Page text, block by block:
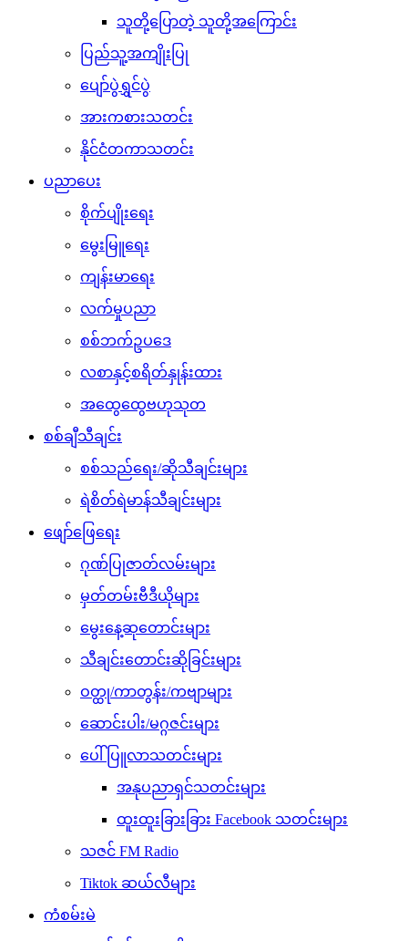
သူတို့ပြောတဲ့ သူတို့အကြောင်း
ပြည်သူ့အကျိုးပြု
ပျော်ပွဲရွှင်ပွဲ
အားကစားသတင်း
နိုင်ငံတကာသတင်း
ပညာပေး
စိုက်ပျိုးရေး
မွေးမြူရေး
ကျန်းမာရေး
လက်မှုပညာ
စစ်ဘက်ဥပဒေ
လစာနှင့်စရိတ်နှုန်းထား
အထွေထွေဗဟုသုတ
စစ်ချီသီချင်း
စစ်သည်ရေး/ဆိုသီချင်းများ
ရဲစိတ်ရဲမာန်သီချင်းများ
ဖျော်ဖြေရေး
ဂုဏ်ပြုဇာတ်လမ်းများ
မှတ်တမ်းဗီဒီယိုများ
မွေးနေ့ဆုတောင်းများ
သီချင်းတောင်းဆိုခြင်းများ
ဝတ္ထု/ကာတွန်း/ကဗျာများ
ဆောင်းပါး/မဂ္ဂဇင်းများ
ပေါ်ပြူလာသတင်းများ
အနုပညာရှင်သတင်းများ
ထူးထူးခြားခြား Facebook သတင်းများ
သဇင် FM Radio
Tiktok ဆယ်လီများ
ကံစမ်းမဲ